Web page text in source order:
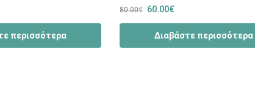
περισσότερα
80.00€ 60.00€
Διαβάστε περισσότερα